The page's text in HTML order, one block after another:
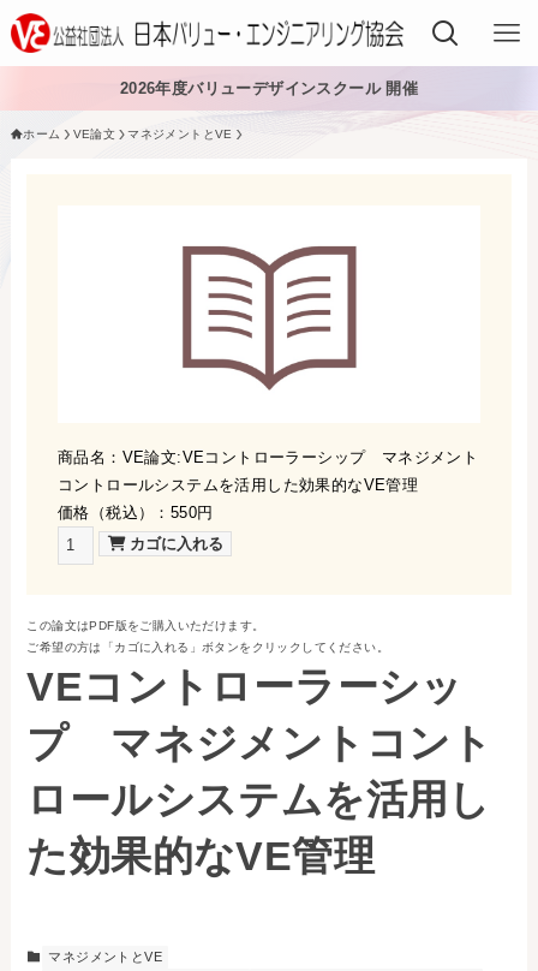
日本VE協会について
資料・論文購入
お問い合わせ
事務局・勤務体制
アクセス
03-5430-4488
2026年度バリューデザインスクール 開催
ホーム VE論文 マネジメントとVE
商品名：VE論文:VEコントローラーシップ マネジメント
コントロールシステムを活用した効果的なVE管理
価格（税込）：550円
この論文はPDF版をご購入いただけます。
ご希望の方は「カゴに入れる」ボタンをクリックしてください。
VEコントローラーシッ
プ マネジメントコント
ロールシステムを活用し
た効果的なVE管理
マネジメントとVE